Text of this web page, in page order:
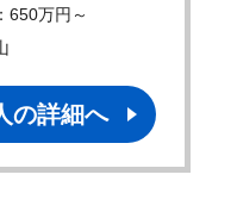
650万円～
の詳細へ